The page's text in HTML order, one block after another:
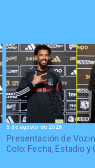
Presentación de
Colo: Fecha, Estadio y
5 de agosto de 2026